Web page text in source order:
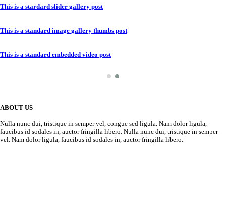
This is a stardard slider gallery post
This is a standard image gallery thumbs post
This is a standard embedded video post
ABOUT US
Nulla nunc dui, tristique in semper vel, congue sed ligula. Nam dolor ligula,
faucibus id sodales in, auctor fringilla libero. Nulla nunc dui, tristique in semper
vel. Nam dolor ligula, faucibus id sodales in, auctor fringilla libero.